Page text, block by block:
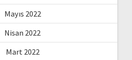
Mayıs 2022
Nisan 2022
Mart 2022